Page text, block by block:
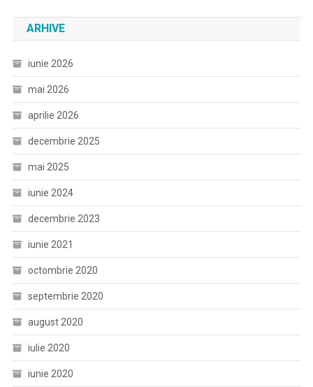
ARHIVE
iunie 2026
mai 2026
aprilie 2026
decembrie 2025
mai 2025
iunie 2024
decembrie 2023
iunie 2021
octombrie 2020
septembrie 2020
august 2020
iulie 2020
iunie 2020